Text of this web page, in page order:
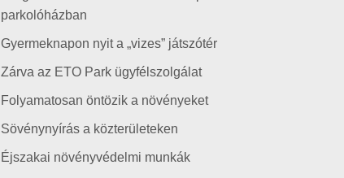
parkolóházban
Gyermeknapon nyit a „vizes” játszótér
Zárva az ETO Park ügyfélszolgálat
Folyamatosan öntözik a növényeket
Sövénynyírás a közterületeken
Éjszakai növényvédelmi munkák